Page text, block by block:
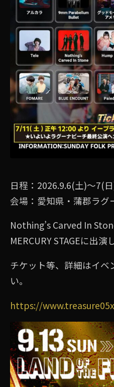
日程：2026.9.6(土)〜7(
会場：愛知県・蒲郡ラグ
Nothing’s Carved In
MERCURY STAGEに出演
チケット等、詳細はイベ
い。
https://